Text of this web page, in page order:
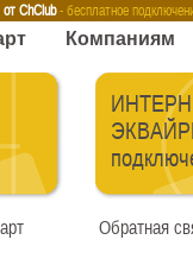
ChClub - бесплатное
сервисы Держателям карт
Компаниям
Обратная